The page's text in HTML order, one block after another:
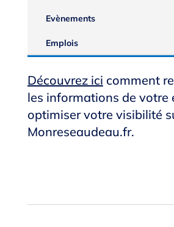
Evènements
Emplois
Découvrez ici comment
les informations de votre
optimiser votre visibilité
Monreseaudeau.fr.